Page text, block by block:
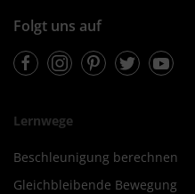
Folgt uns auf
FacebookInstagramPinterestTwitterYoutube
Lernwege
Beschleunigung berechnen
Gleichbleibende Bewegung